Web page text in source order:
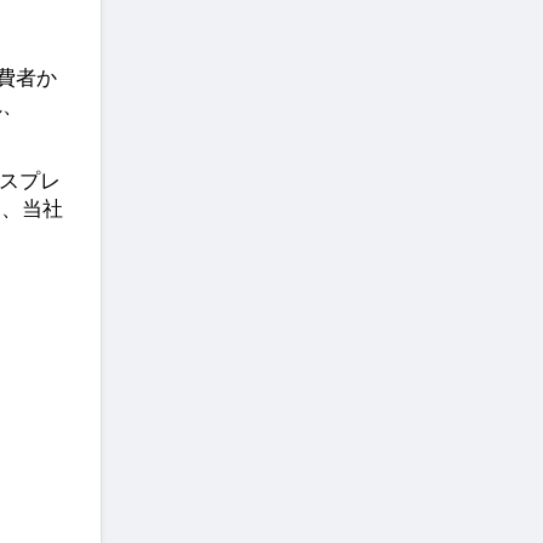
者か
プレ
当社